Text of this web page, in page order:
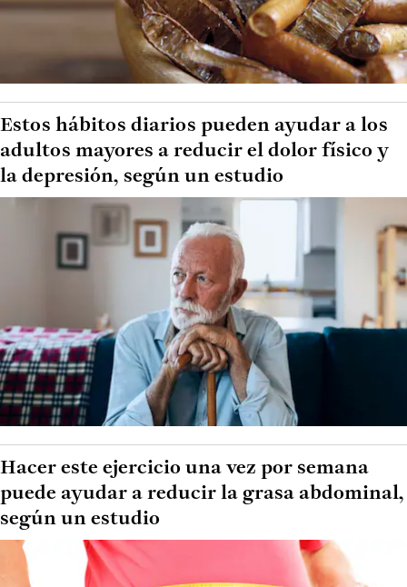
Estos hábitos diarios pueden ayudar a los
adultos mayores a reducir el dolor físico y
la depresión, según un estudio
Hacer este ejercicio una vez por semana
puede ayudar a reducir la grasa abdominal,
según un estudio